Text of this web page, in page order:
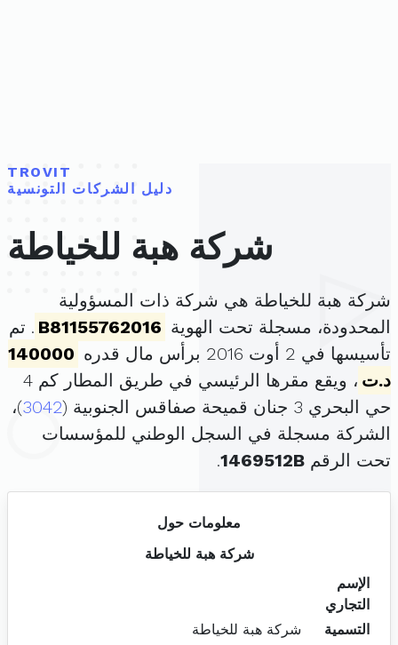
TROVIT
دليل الشركات التونسية
شركة هبة للخياطة
شركة هبة للخياطة هي شركة ذات المسؤولية
المحدودة، مسجلة تحت الهوية B81155762016 . تم
تأسيسها في 2 أوت 2016 برأس مال قدره
140000
د.ت
، ويقع مقرها الرئيسي في طريق المطار كم 4
حي البحري 3 جنان قميحة صفاقس الجنوبية (
3042)،
الشركة مسجلة في السجل الوطني للمؤسسات
تحت الرقم 1469512B
.
معلومات حول
شركة هبة للخياطة
الإسم
التجاري
التسمية
شركة هبة للخياطة